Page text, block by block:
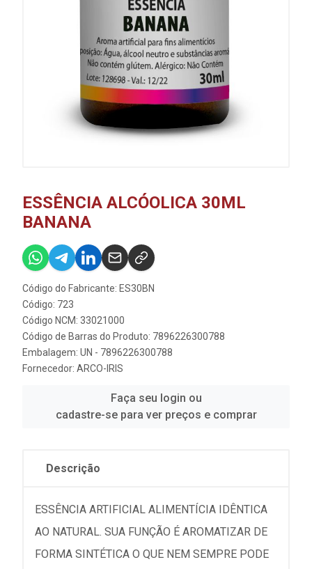
ESSÊNCIA ALCÓOLICA 30ML
BANANA
Código do Fabricante: ES30BN
Código: 723
Código NCM: 33021000
Código de Barras do Produto: 7896226300788
Embalagem: UN - 7896226300788
Fornecedor: ARCO-IRIS
Faça seu login ou
cadastre-se para ver preços e comprar
Descrição
ESSÊNCIA ARTIFICIAL ALIMENTÍCIA IDÊNTICA
AO NATURAL. SUA FUNÇÃO É AROMATIZAR DE
FORMA SINTÉTICA O QUE NEM SEMPRE PODE